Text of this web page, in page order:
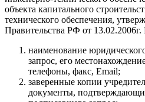
объекта капитального
технического обеспечения,
Правительства РФ от
наименование
запрос, его
телефоны, факс, Еmail;
заверенные копии
документы,